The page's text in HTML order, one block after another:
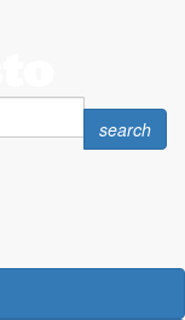
Search
search